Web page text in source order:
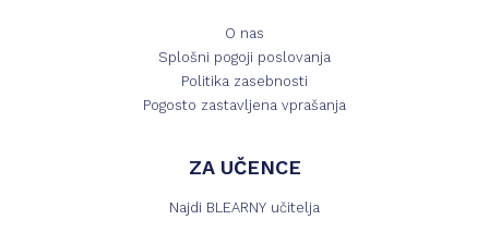
O nas
Splošni pogoji poslovanja
Politika zasebnosti
Pogosto zastavljena vprašanja
ZA UČENCE
Najdi BLEARNY učitelja